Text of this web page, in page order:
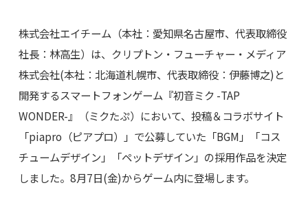
株式会社エイチーム（本社：愛知県名古屋市、代表取締役
社長：林高生）は、クリプトン・フューチャー・メディア
株式会社(本社：北海道札幌市、代表取締役：伊藤博之)と
開発するスマートフォンゲーム『初音ミク -TAP
WONDER-』（ミクたぷ）において、投稿＆コラボサイト
「piapro（ピアプロ）」で公募していた「BGM」「コス
チュームデザイン」「ペットデザイン」の採用作品を決定
しました。8月7日(金)からゲーム内に登場します。